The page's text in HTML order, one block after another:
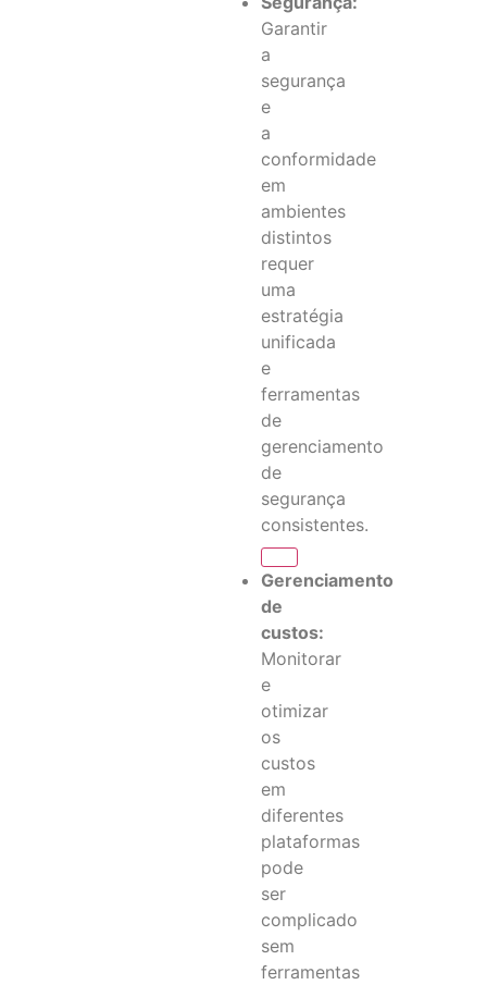
Garantir
a
segurança
e
a
conformidade
em
ambientes
distintos
requer
uma
estratégia
unificada
e
ferramentas
de
gerenciamento
de
segurança
consistentes.
Gerenciamento
de
custos:
Monitorar
e
otimizar
os
custos
em
diferentes
plataformas
pode
ser
complicado
sem
ferramentas